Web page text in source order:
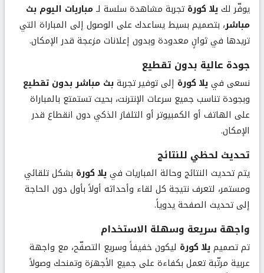
يوفّر لكيلا كورة تجربة مشاهدة سلسة لـمباريات اليوم بث
مباشر، بتصميم بسيط يساعدك على الوصول إلى المباراة التي
تريدها في ثوانٍ معدودة وبدون إعلانات مزعجة قدر الإمكان.
جودة عالية بدون تقطيع
نسعى فييلا كورة إلى توفير تجربةبث مباشر بدون تقطيع
وبجودة تناسب جميع سرعات الإنترنت، بحيث تستمتع بالمباراة
على الهاتف أو الكمبيوتر أو التلفاز الذكي دون انقطاع قدر
الإمكان.
تحديث لحظي للنتائج
يتم تحديث النتائج وحالة المباريات فييلا كورة بشكل تلقائي
ومستمر، لتعرف نتيجة كل لقاء وأحداثه أولاً بأول دون الحاجة
إلى تحديث الصفحة يدوياً.
واجهة سريعة وسهلة الاستخدام
تم تصميميلا كورة ليكون خفيفاً وسريع التصفّح، مع واجهة
عربية مرتّبة تعمل بكفاءة على جميع الأجهزة وتمنحك وصولاً